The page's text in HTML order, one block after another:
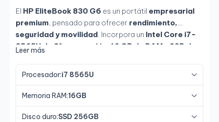
El HP EliteBook 830 G6 es un portátil empresarial
premium, pensado para ofrecer rendimiento,
seguridad y movilidad. Incorpora un Intel Core i7-
8565U de 8ª generación
16 GB de RAM
SSD de
tareas. Su pantalla Full HD de 13,3" antirreflejos
elegante, ligera y fiable para entornos corporativos.
Leer más
Procesador:i7 8565U
Memoria RAM:16GB
Disco duro:SSD 256GB